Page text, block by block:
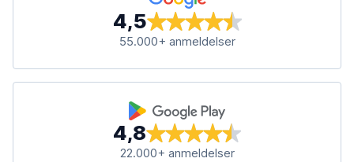
4,5
55.000+ anmeldelser
4,8
22.000+ anmeldelser